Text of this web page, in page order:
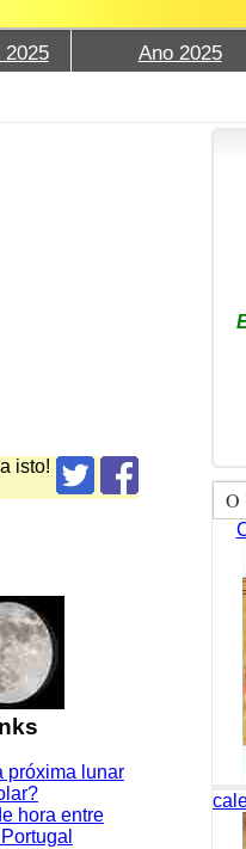
2025 Ano 2025
isto!
próxima lunar
hora entre